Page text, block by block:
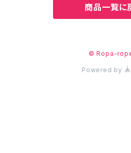
商品一覧に
© Ropa-
Powered by